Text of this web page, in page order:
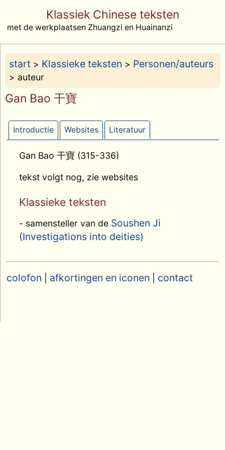
Klassiek Chinese teksten
met de werkplaatsen Zhuangzi en Huainanzi
start > Klassieke teksten > Personen/auteurs
> auteur
Gan Bao 干寶
Introductie Websites Literatuur
Gan Bao 干寶 (315-336)
tekst volgt nog, zie websites
Klassieke teksten
- samensteller van de Soushen Ji
(Investigations into deities)
colofon afkortingen en iconen contact